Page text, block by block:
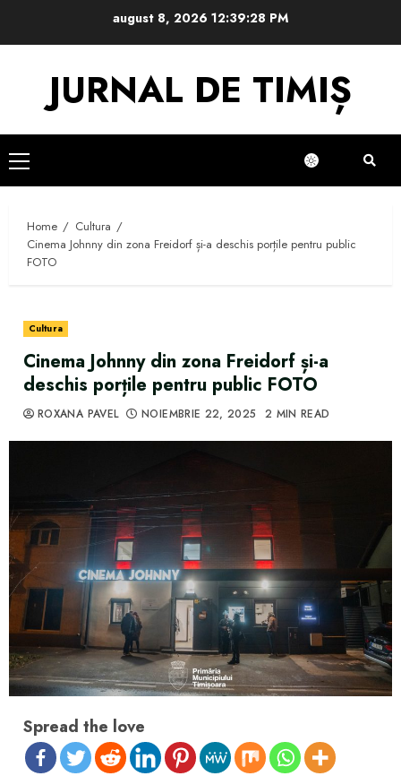
august 8, 2026 12:39:29 PM
JURNAL DE TIMIȘ
Primary
Menu
Home
Cultura
Cinema Johnny din zona Freidorf și-a deschis porțile pentru public
FOTO
Cultura
Cinema Johnny din zona Freidorf și-a
deschis porțile pentru public FOTO
ROXANA PAVEL NOIEMBRIE 22, 2025 2 MIN READ
Spread the love